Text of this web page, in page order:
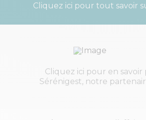
Cliquez ici pour tout savoir
Cliquez ici pour en savoir
Sérénigest, notre